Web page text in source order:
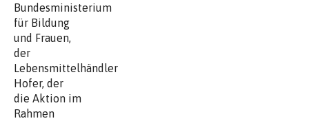
Bundesministerium
für Bildung
und Frauen,
der
Lebensmittelhändler
Hofer, der
die Aktion im
Rahmen